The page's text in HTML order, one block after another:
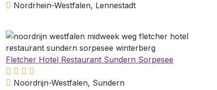
Nordrhein-Westfalen, Lennestadt
Fletcher Hotel Restaurant Sundern Sorpesee
Noordrijn-Westfalen, Sundern